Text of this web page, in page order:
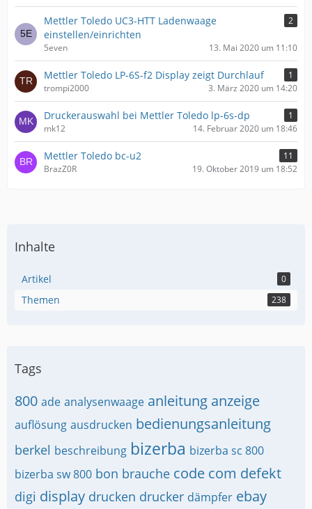
Mettler Toledo UC3-HTT Ladenwaage
einstellen/einrichten
2
5even 13. Mai 2020 um 11:10
Mettler Toledo LP-6S-f2 Display zeigt Durchlauf
1
trompi2000
3. März 2020 um 14:20
Druckerauswahl bei Mettler Toledo lp-6s-dp
1
mk12
14. Februar 2020 um 18:46
Mettler Toledo bc-u2
11
BrazZ0R
19. Oktober 2019 um 18:52
Inhalte
Artikel 0
Themen 238
Tags
800 ade analysenwaage anleitung anzeige
auflösung ausdrucken bedienungsanleitung
berkel beschreibung bizerba bizerba sc 800
bizerba sw 800 bon brauche code com defekt
digi display drucken drucker dämpfer ebay